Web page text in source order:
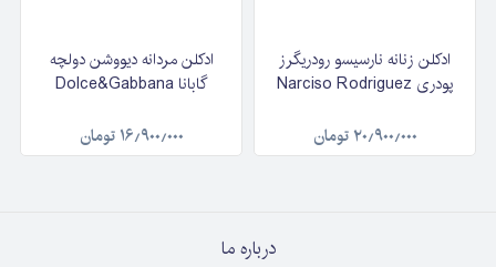
ادکلن زنانه نارسیسو رودریگرز
پودری Narciso Rodriguez
۲۰٫۹۰۰٫۰۰۰ تومان
ادکلن مردانه دیووشن دولچه
گابانا Dolce&Gabbana
حجم ۱۰۰ میلی لیتر
۱۶٫۹۰۰٫۰۰۰ تومان
درباره ما